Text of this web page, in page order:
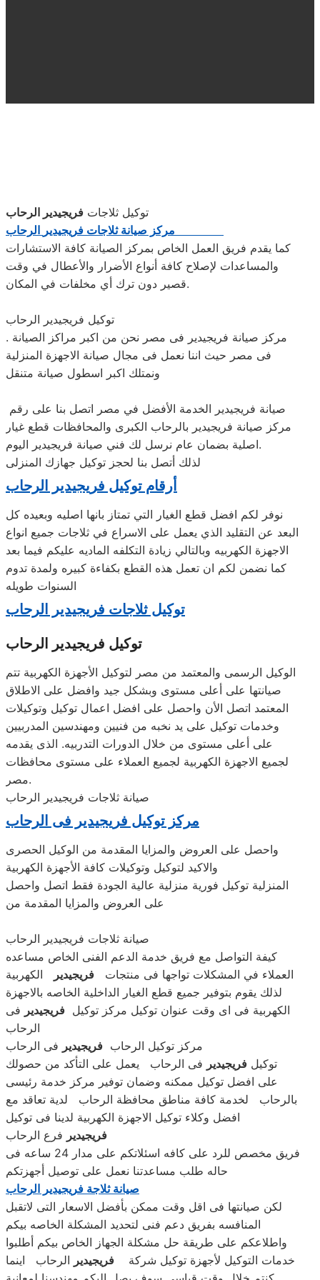
توكيل ثلاجات فريجيدير الرحاب
مركز صيانة ثلاجات فريجيدير الرحاب
كما يقدم فريق العمل الخاص بمركز الصيانة كافة الاستشارات
والمساعدات لإصلاح كافة أنواع الأضرار والأعطال في وقت
قصير دون ترك أي مخلفات في المكان.
. مركز صيانة فريجيدير فى مصر نحن من اكبر مراكز الصيانة
فى مصر حيث اننا نعمل فى مجال صيانة الاجهزة المنزلية
ونمتلك اكبر اسطول صيانة متنقل
مركز صيانة فريجيدير بالرحاب الكبرى والمحافظات قطع غيار
اصلية بضمان عام نرسل لك فني صيانة فريجيدير اليوم.
لذلك أتصل بنا لحجز توكيل جهازك المنزلى
أرقام توكيل فريجيدير الرحاب
نوفر لكم افضل قطع الغيار التي تمتاز بانها اصليه وبعيده كل
البعد عن التقليد الذي يعمل على الاسراع في ثلاجات جميع انواع
الاجهزة الكهربيه وبالتالي زيادة التكلفه الماديه عليكم فيما بعد
كما نضمن لكم ان تعمل هذه القطع بكفاءة كبيره ولمدة تدوم
السنوات طويله
توكيل ثلاجات فريجيدير الرحاب
توكيل فريجيدير الرحاب
الوكيل الرسمى والمعتمد من مصر لتوكيل الأجهزة الكهربية تتم
صيانتها على أعلى مستوى وبشكل جيد وافضل على الاطلاق
المعتمد اتصل الأن واحصل على افضل اعمال توكيل وتوكيلات
وخدمات توكيل على يد نخبه من فنيين ومهندسين المدربيين
على أعلى مستوى من خلال الدورات التدربيه. الذى يقدمه
لجميع الاجهزة الكهربية لجميع العملاء على مستوى محافظات
مصر.
صيانة ثلاجات فريجيدير الرحاب
مركز توكيل فريجيدير فى الرحاب
واحصل على العروض والمزايا المقدمة من الوكيل الحصرى
والاكيد لتوكيل وتوكيلات كافة الأجهزة الكهربية
المنزلية توكيل فورية منزلية عالية الجودة فقط اتصل واحصل
على العروض والمزايا المقدمة من
صيانة ثلاجات فريجيدير الرحاب
كيفة التواصل مع فريق خدمة الدعم الفنى الخاص مساعده
العملاء في المشكلات تواجها فى منتجات فريجيدير
الكهربية
لذلك يقوم بتوفير جميع قطع الغيار الداخلية الخاصه بالاجهزة
الكهربية فى اى وقت عنوان توكيل مركز توكيل فريجيدير فى
الرحاب
مركز توكيل الرحاب فريجيدير فى الرحاب
توكيل فريجيدير فى الرحاب يعمل على التأكد من حصولك
على افضل توكيل ممكنه وضمان توفير مركز خدمة رئيسى
بالرحاب لخدمة كافة مناطق محافظة الرحاب لدية تعاقد مع
افضل وكلاء توكيل الاجهزة الكهربية لدينا فى توكيل
فريجيدير فرع الرحاب
فريق مخصص للرد على كافه اسئلاتكم على مدار 24 ساعه فى
حاله طلب مساعدتنا نعمل على توصيل أجهزتكم
صيانة ثلاجة فريجيدير الرحاب
لكن صيانتها فى اقل وقت ممكن بأفضل الاسعار التى لاتقبل
المنافسه بفريق دعم فنى لتحديد المشكلة الخاصه بيكم
واطلاعكم على طريقة حل مشكلة الجهاز الخاص بيكم أطلبوا
خدمات التوكيل لأجهزة توكيل شركة فريجيدير الرحاب اينما